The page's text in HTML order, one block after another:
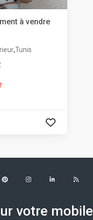
à vendre
,Tunis
votre mobile